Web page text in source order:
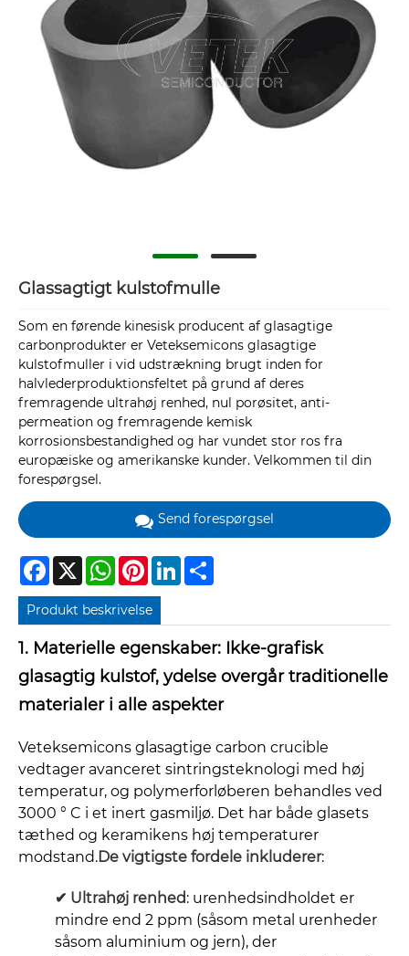
Glassagtigt kulstofmulle
Som en førende kinesisk producent af glasagtige
carbonprodukter er Veteksemicons glasagtige
kulstofmuller i vid udstrækning brugt inden for
halvlederproduktionsfeltet på grund af deres
fremragende ultrahøj renhed, nul porøsitet, anti-
permeation og fremragende kemisk
korrosionsbestandighed og har vundet stor ros fra
europæiske og amerikanske kunder. Velkommen til din
forespørgsel.
Send forespørgsel
Facebook
X WhatsAppPinterestLinkedIn
Produkt beskrivelse
1. Materielle egenskaber: Ikke-grafisk
glasagtig kulstof, ydelse overgår traditionelle
materialer i alle aspekter
Veteksemicons glasagtige carbon crucible
vedtager avanceret sintringsteknologi med høj
temperatur, og polymerforløberen behandles ved
3000 ° C i et inert gasmiljø. Det har både glasets
tæthed og keramikens høj temperaturer
modstand.De vigtigste fordele inkluderer:
✔ Ultrahøj renhed: urenhedsindholdet er
mindre end 2 ppm (såsom metal urenheder
såsom aluminium og jern), der